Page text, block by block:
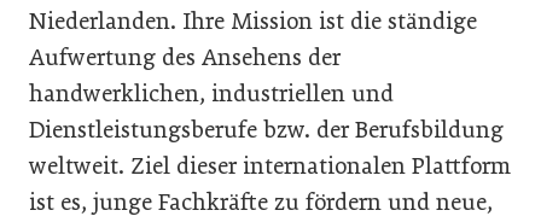
Niederlanden. Ihre Mission ist die ständige
Aufwertung des Ansehens der
handwerklichen, industriellen und
Dienstleistungsberufe bzw. der Berufsbildung
weltweit. Ziel dieser internationalen Plattform
ist es, junge Fachkräfte zu fördern und neue,